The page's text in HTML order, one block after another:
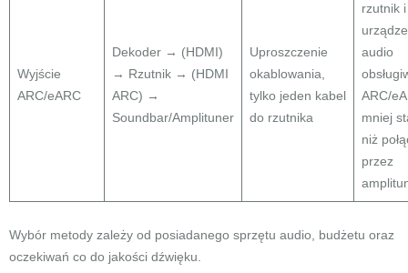
Wyjście
ARC/eARC
Dekoder → (HDMI)
→ Rzutnik → (HDMI
ARC) →
Soundbar/Amplituner
Uproszczenie
okablowania,
tylko jeden kabel
do rzutnika
rzutnik i
audio
ARC/
mniej
niż
przez
Wybór metody zależy od posiadanego sprzętu audio, budżetu oraz
oczekiwań co do jakości dźwięku.